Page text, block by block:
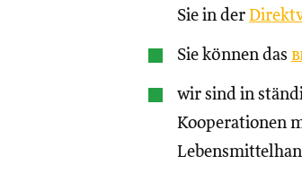
Sie in der
Sie können das
wir sind in
Kooperationen